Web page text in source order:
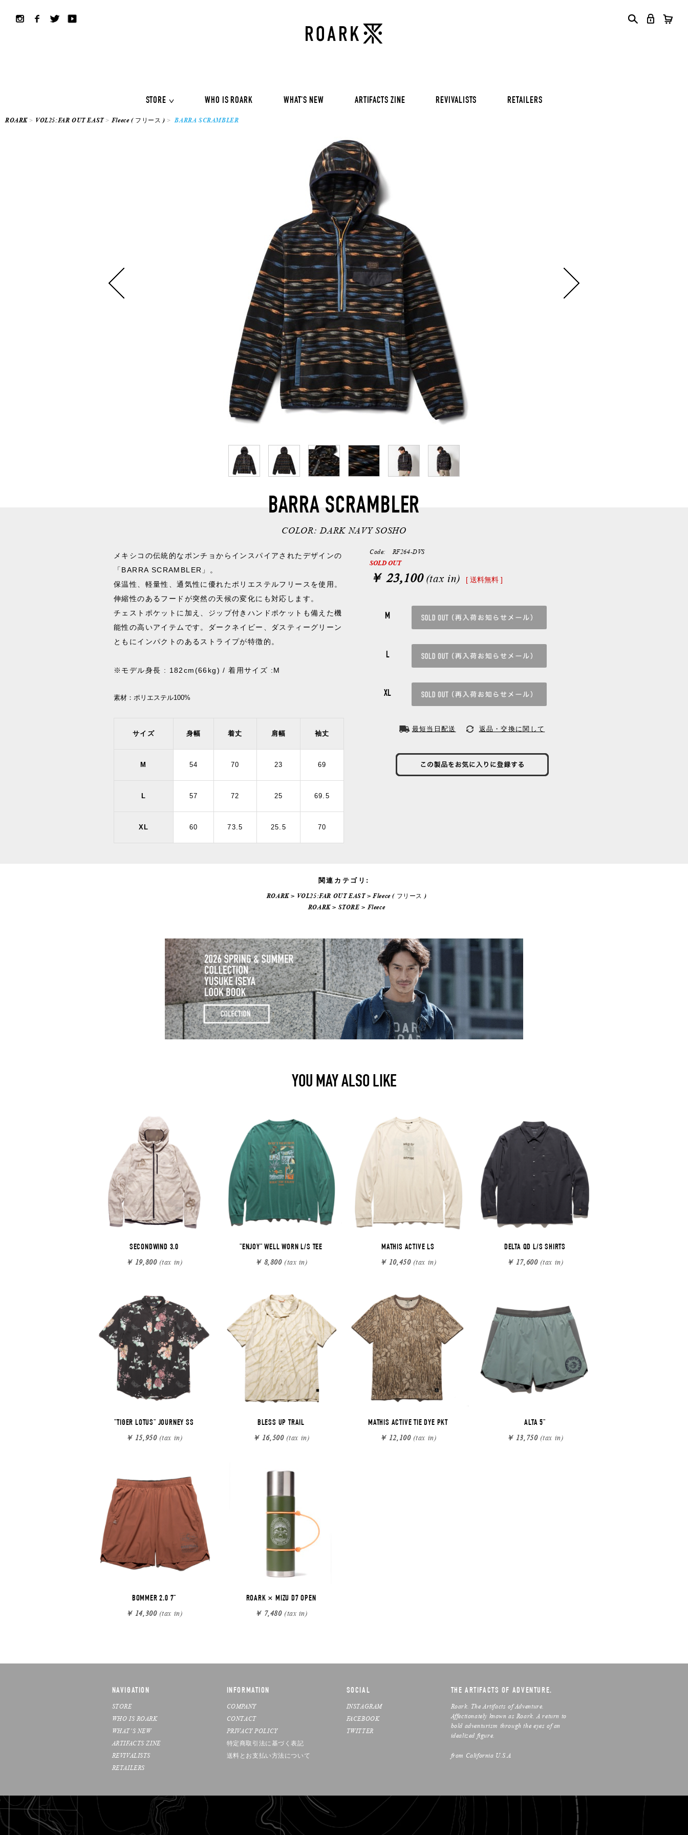
VOL 29:ADVENTURE NEVER FAILS
VOL 28:ADVENTURE NEVER FAILS
STORE
ALL COLLECTION
Pants / Shorts
VOL 28:
RUN AMOK
WHO IS ROARK WHAT'S NEW ARTIFACTS ZINE REVIVALISTS RETAILERS
ROARK VOL25:FAR OUT EAST Fleece ( フリース ) BARRA SCRAMBLER
メキシコの伝統的なポンチョからインスパイアされたデザインの
「BARRA SCRAMBLER」。
保温性、軽量性、通気性に優れたポリエステルフリースを使用。
伸縮性のあるフードが突然の天候の変化にも対応します。
チェストポケットに加え、ジップ付きハンドポケットも備えた機
能性の高いアイテムです。ダークネイビー、ダスティーグリーン
ともにインパクトのあるストライプが特徴的。
※モデル身長 : 182cm(66kg) / 着用サイズ :M
素材： ポリエステル100%
サイズ 身幅 着丈 肩幅 袖丈
M 54 70 23 69
L 57 72 25 69.5
XL 60 73.5 25.5 70
Code: RF264-DVS
SOLD OUT
￥ 23,100(tax in) [ 送料無料 ]
M
L
XL
最短当日配送 返品・交換に関して
BARRA SCRAMBLER
COLOR:DARK NAVY SOSHO
関連カテゴリ:
ROARK> VOL25:FAR OUT EAST>Fleece ( フリース )
ROARK>STORE > Fleece
YOU MAY ALSO LIKE
SECONDWIND 3.0
￥ 19,800(tax in)
"ENJOY" WELL WORN L/S TEE
￥ 8,800(tax in)
MATHIS ACTIVE LS
￥ 10,450(tax in)
DELTA QD L/S SHIRTS
￥ 17,600(tax in)
"TIGER LOTUS" JOURNEY SS
￥ 15,950(tax in)
BLESS UP TRAIL
￥ 16,500(tax in)
MATHIS ACTIVE TIE DYE PKT
￥ 12,100(tax in)
ALTA 5"
￥ 13,750(tax in)
BOMMER 2.0 7"
￥ 14,300(tax in)
ROARK × MIZU D7 OPEN
￥ 7,480(tax in)
NAVIGATION
STORE
WHO IS ROARK
WHAT’S NEW
ARTIFACTS ZINE
REVIVALISTS
RETAILERS
INFORMATION
COMPANY
CONTACT
PRIVACY POLICY
特定商取引法に基づく表記
送料とお支払い方法について
SOCIAL
INSTAGRAM
FACEBOOK
TWITTER
THE ARTIFACTS OF ADVENTURE.
Roark. The Artifacts of Adventure.
Affectionately known as Roark. A return to
bold adventurism through the eyes of an
idealized figure.
from California U.S.A